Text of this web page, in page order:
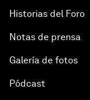
Historias del Foro
Notas de prensa
Galería de fotos
Pódcast